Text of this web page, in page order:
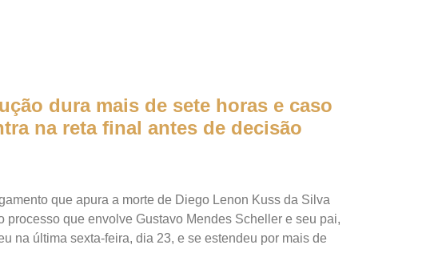
dura mais de sete horas e caso
na reta final antes de decisão
que apura a morte de Diego Lenon Kuss da Silva
processo que envolve Gustavo Mendes Scheller e seu pai,
na última sexta-feira, dia 23, e se estendeu por mais de